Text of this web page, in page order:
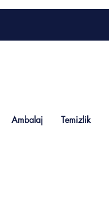
Ambalaj Temizlik